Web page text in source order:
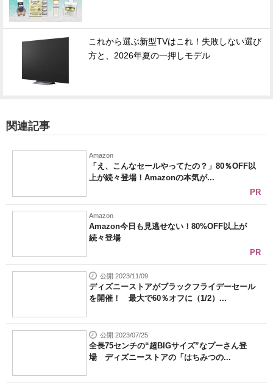
これから選ぶ新型TVはこれ！失敗しない選び
方と、2026年夏の一押しモデル
関連記事
Amazon
「え、こんなセールやってたの？」80％OFF以
上が続々登場！Amazonの本気が...
PR
Amazon
Amazon今日も見逃せない！80%OFF以上が
続々登場
PR
公開 2023/11/09
ディズニーストアがブラックフライデーセール
を開催！ 最大で60％オフに（1/2）...
公開 2023/07/25
全長75センチの“超BIGサイズ”なプーさん登
場 ディズニーストアの「はちみつの...